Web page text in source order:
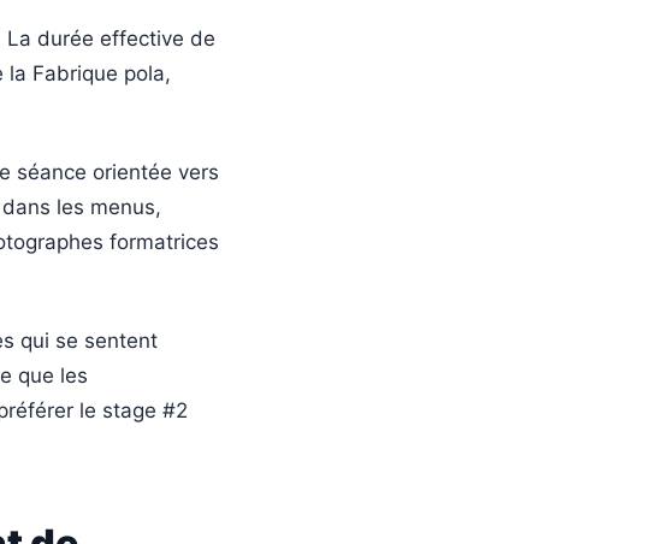
La durée effective de
la Fabrique pola,
séance orientée vers
les menus,
formatrices
qui se sentent
que les
le stage #2